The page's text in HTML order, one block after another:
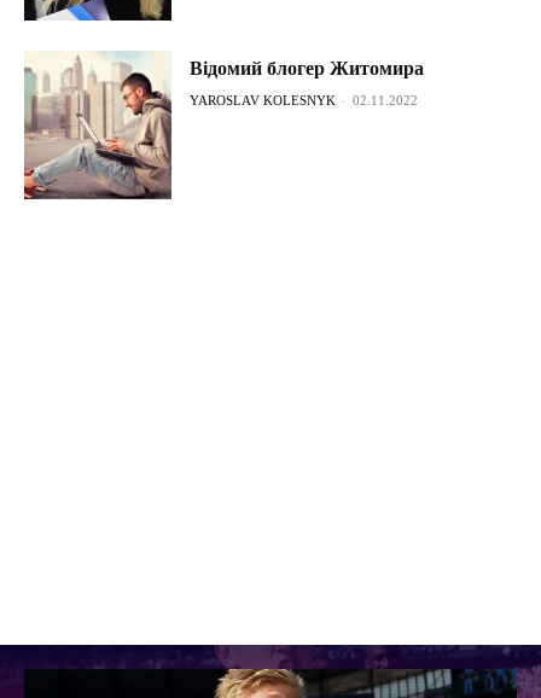
Відомий блогер Житомира
YAROSLAV KOLESNYK - 02.11.2022